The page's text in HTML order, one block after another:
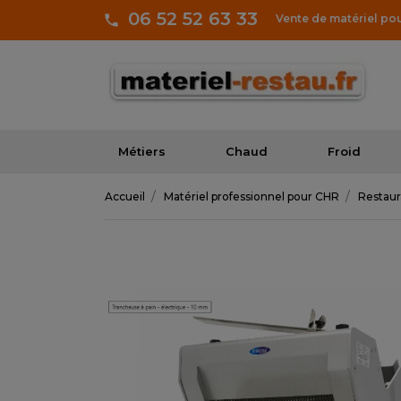
06 52 52 63 33 Vente de matériel
Métiers Chaud Froid
Accueil Matériel professionnel pour CHR